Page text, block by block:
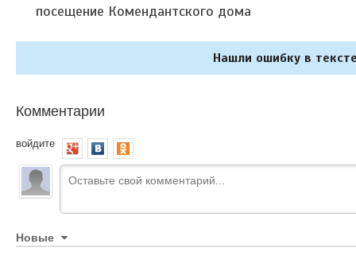
посещение Комендантского дома
Нашли ошибку в
Комментарии
войдите
Новые